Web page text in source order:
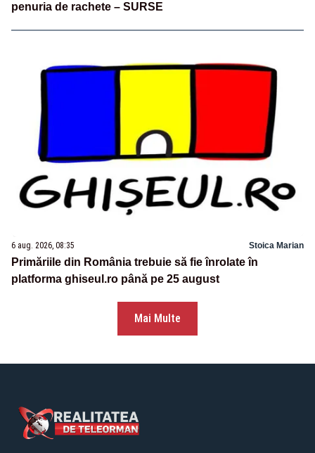
penuria de rachete – SURSE
6 aug. 2026, 08:35 Stoica Marian
Primăriile din România trebuie să fie înrolate în
platforma ghiseul.ro până pe 25 august
Mai Multe